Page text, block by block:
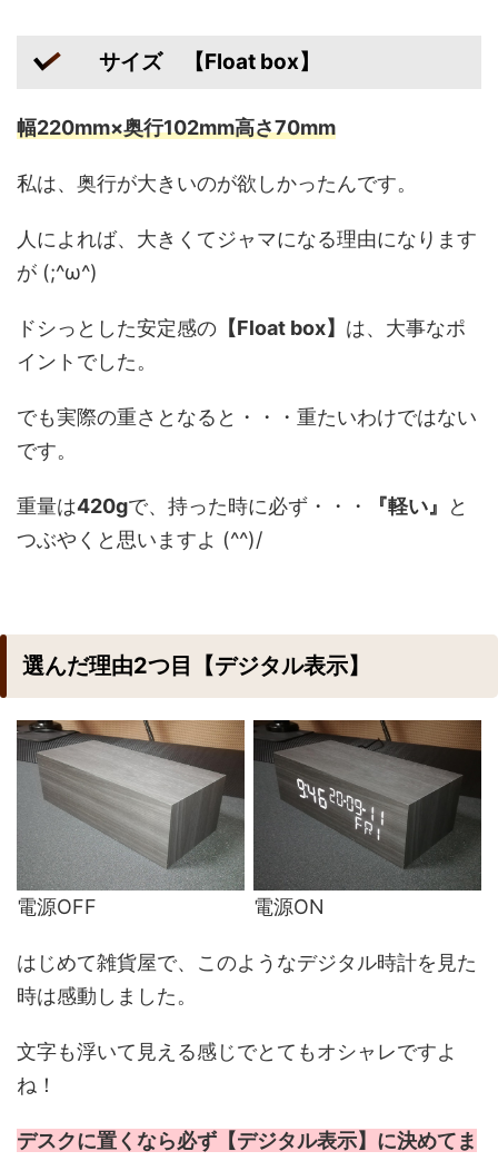
サイズ 【Float box】
幅220mm×奥行102mm高さ70mm
私は、奥行が大きいのが欲しかったんです。
人によれば、大きくてジャマになる理由になります
が (;^ω^)
ドシっとした安定感の 【Float box】 は、大事なポ
イントでした。
でも実際の重さとなると・・・重たいわけではない
です。
重量は420gで、持った時に必ず・・・ 『軽い』
と
つぶやくと思いますよ (^^)/
選んだ理由2つ目【デジタル表示】
電源OFF 電源ON
はじめて雑貨屋で、このようなデジタル時計を見た
時は感動しました。
文字も浮いて見える感じでとてもオシャレですよ
ね！
デスクに置くなら必ず【デジタル表示】に決めてま